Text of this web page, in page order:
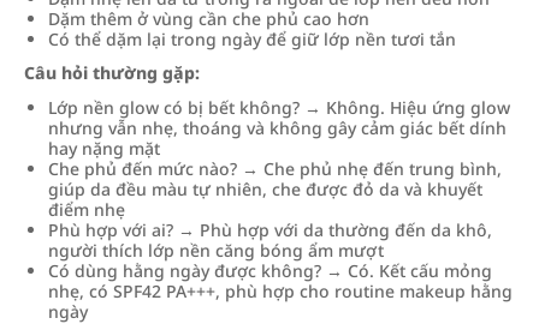
Dặm thêm ở vùng cần che phủ cao hơn
Có thể dặm lại trong ngày để giữ lớp nền tươi tắn
Câu hỏi thường gặp:
Lớp nền glow có bị bết không? → Không. Hiệu ứng glow
nhưng vẫn nhẹ, thoáng và không gây cảm giác bết dính
hay nặng mặt
Che phủ đến mức nào? → Che phủ nhẹ đến trung bình,
giúp da đều màu tự nhiên, che được đỏ da và khuyết
điểm nhẹ
Phù hợp với ai? → Phù hợp với da thường đến da khô,
người thích lớp nền căng bóng ẩm mượt
Có dùng hằng ngày được không? → Có. Kết cấu mỏng
nhẹ, có SPF42 PA+++, phù hợp cho routine makeup hằng
ngày